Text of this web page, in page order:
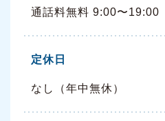
通話料無料 9:00〜19:00
定休日
なし（年中無休）